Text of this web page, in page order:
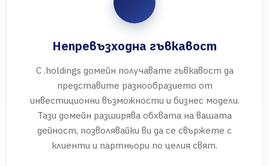
Непревъзходна гъвкавост
С .holdings домейн получавате гъвкавост да
представите разнообразието от
инвестиционни възможности и бизнес модели.
Тази домейн разширява обхвата на вашата
дейност, позволявайки ви да се свържете с
клиенти и партньори по целия свят.